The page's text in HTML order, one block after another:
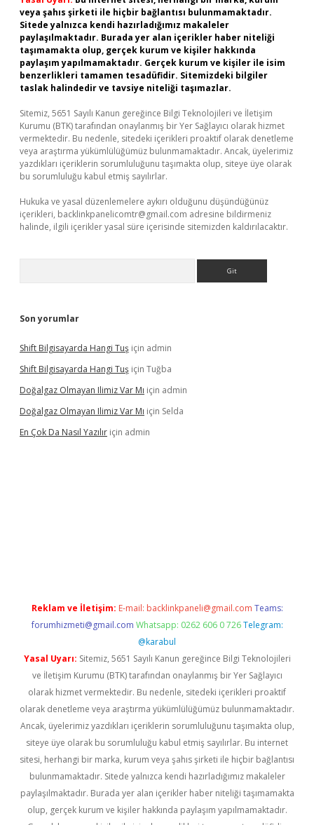
veya şahıs şirketi ile hiçbir bağlantısı bulunmamaktadır.
Sitede yalnızca kendi hazırladığımız makaleler
paylaşılmaktadır. Burada yer alan içerikler haber niteliği
taşımamakta olup, gerçek kurum ve kişiler hakkında
paylaşım yapılmamaktadır. Gerçek kurum ve kişiler ile isim
benzerlikleri tamamen tesadüfidir. Sitemizdeki bilgiler
taslak halindedir ve tavsiye niteliği taşımazlar.
Sitemiz, 5651 Sayılı Kanun gereğince Bilgi Teknolojileri ve İletişim
Kurumu (BTK) tarafından onaylanmış bir Yer Sağlayıcı olarak hizmet
vermektedir. Bu nedenle, sitedeki içerikleri proaktif olarak denetleme
veya araştırma yükümlülüğümüz bulunmamaktadır. Ancak, üyelerimiz
yazdıkları içeriklerin sorumluluğunu taşımakta olup, siteye üye olarak
bu sorumluluğu kabul etmiş sayılırlar.
Hukuka ve yasal düzenlemelere aykırı olduğunu düşündüğünüz
içerikleri, backlinkpanelicomtr@gmail.com adresine bildirmeniz
halinde, ilgili içerikler yasal süre içerisinde sitemizden kaldırılacaktır.
Son yorumlar
Shift Bilgisayarda Hangi Tuş için admin
Shift Bilgisayarda Hangi Tuş için Tuğba
Doğalgaz Olmayan Ilimiz Var Mı için admin
Doğalgaz Olmayan Ilimiz Var Mı için Selda
En Çok Da Nasıl Yazılır için admin
Reklam ve İletişim: E-mail: backlinkpaneli@gmail.com Teams:
forumhizmeti@gmail.com Whatsapp: 0262 606 0 726 Telegram:
@karabul
Yasal Uyarı: Sitemiz, 5651 Sayılı Kanun gereğince Bilgi Teknolojileri
ve İletişim Kurumu (BTK) tarafından onaylanmış bir Yer Sağlayıcı
olarak hizmet vermektedir. Bu nedenle, sitedeki içerikleri proaktif
olarak denetleme veya araştırma yükümlülüğümüz bulunmamaktadır.
Ancak, üyelerimiz yazdıkları içeriklerin sorumluluğunu taşımakta olup,
siteye üye olarak bu sorumluluğu kabul etmiş sayılırlar. Bu internet
sitesi, herhangi bir marka, kurum veya şahıs şirketi ile hiçbir bağlantısı
bulunmamaktadır. Sitede yalnızca kendi hazırladığımız makaleler
paylaşılmaktadır. Burada yer alan içerikler haber niteliği taşımamakta
olup, gerçek kurum ve kişiler hakkında paylaşım yapılmamaktadır.